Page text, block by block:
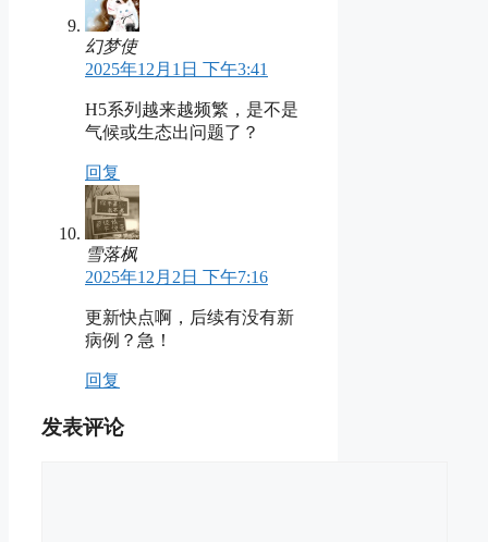
幻梦使
2025年12月1日 下午3:41
H5系列越来越频繁，是不是
气候或生态出问题了？
回复
雪落枫
2025年12月2日 下午7:16
更新快点啊，后续有没有新
病例？急！
回复
发表评论